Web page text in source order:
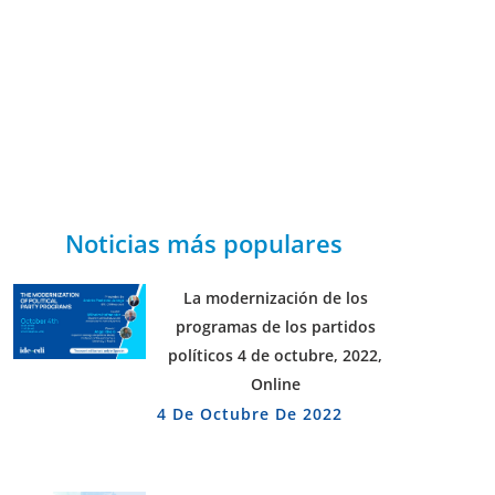
Noticias más populares
La modernización de los
programas de los partidos
políticos 4 de octubre, 2022,
Online
4 De Octubre De 2022